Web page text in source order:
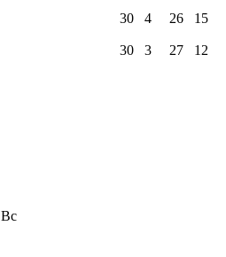
30 4 26 15
30 3 27 12
Вс